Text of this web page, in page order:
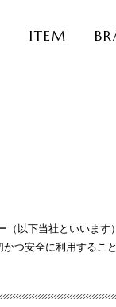
ITEM
以下当社といいま
つ安全に利用すること